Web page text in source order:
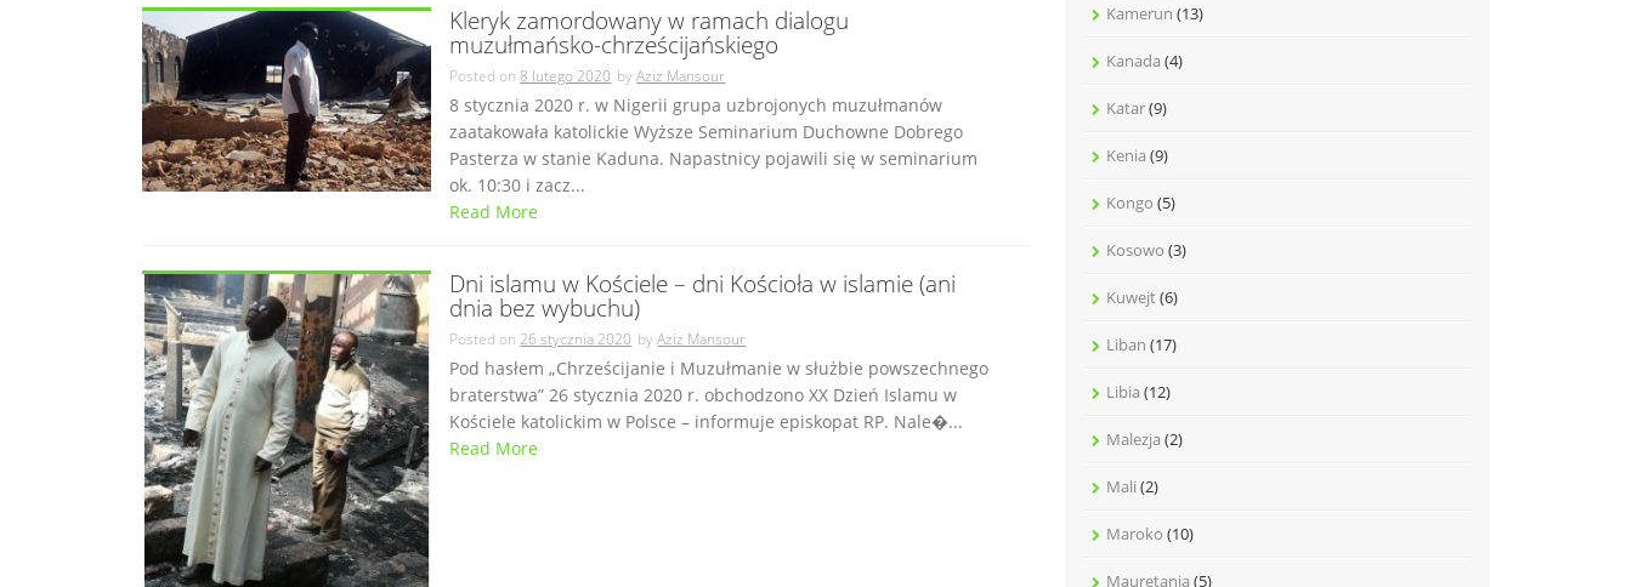
Kleryk zamordowany w ramach dialogu
muzułmańsko-chrześcijańskiego
Posted on8 lutego 2020 byAziz Mansour
8 stycznia 2020 r. w Nigerii grupa uzbrojonych muzułmanów
zaatakowała katolickie Wyższe Seminarium Duchowne Dobrego
Pasterza w stanie Kaduna. Napastnicy pojawili się w seminarium
ok. 10:30 i zacz...
Read More
Dni islamu w Kościele – dni Kościoła w islamie (ani
dnia bez wybuchu)
Posted on26 stycznia 2020 byAziz Mansour
Pod hasłem „Chrześcijanie i Muzułmanie w służbie powszechnego
braterstwa” 26 stycznia 2020 r. obchodzono XX Dzień Islamu w
Kościele katolickim w Polsce – informuje episkopat RP. Nale�...
Read More
Kamerun (13)
Kanada (4)
Katar(9)
Kenia (9)
Kongo (5)
Kosowo (3)
Kuwejt(6)
Liban (17)
Libia (12)
Malezja (2)
Mali (2)
Maroko (10)
Mauretania (5)